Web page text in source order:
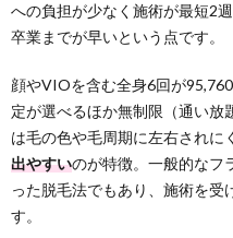
への負担が少なく施術が最短2
卒業までが早いという点です。
顔やVIOを含む全身6回が
定が選べるほか無制限（通い放
は毛の色や毛周期に左右されに
出やすいのが特徴。一般的なフ
った脱毛法でもあり、施術を
す。